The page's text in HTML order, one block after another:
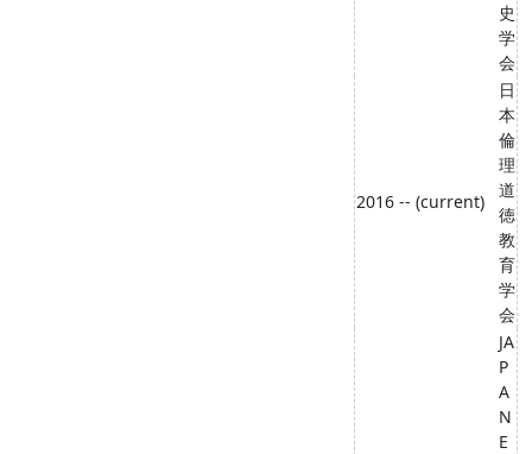
史
学
会
2016 -- (current)
日
本
倫
理
道
徳
教
育
学
会
JA
P
A
N
E